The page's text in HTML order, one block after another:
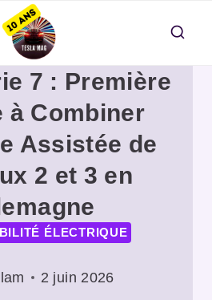
7 : Première
à Combiner
Assistée de
2 et 3 en
ÉLECTRIQUE
2 juin 2026